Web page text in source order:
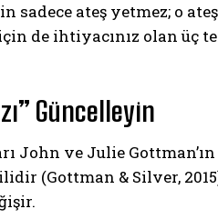
ateş yetmez; o
de ihtiyacınız olan üç
Güncelleyin
John ve Julie
(Gottman & Silver,